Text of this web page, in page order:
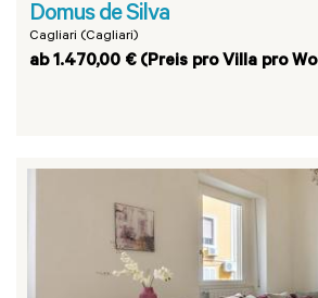
Domus de Silva
Cagliari (Cagliari)
ab 1.470,00 € (Preis pro Villa pro